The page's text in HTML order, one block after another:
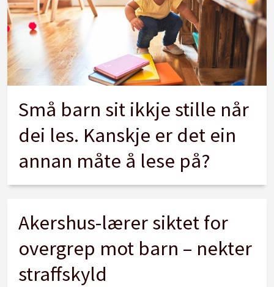
Små barn sit ikkje stille når
dei les. Kanskje er det ein
annan måte å lese på?
Akershus-lærer siktet for
overgrep mot barn – nekter
straffskyld